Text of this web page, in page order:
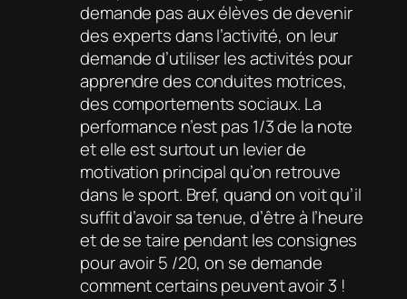
demande pas aux élèves de devenir
des experts dans l’activité, on leur
demande d’utiliser les activités pour
apprendre des conduites motrices,
des comportements sociaux. La
performance n’est pas 1/3 de la note
et elle est surtout un levier de
motivation principal qu’on retrouve
dans le sport. Bref, quand on voit qu’il
suffit d’avoir sa tenue, d’être à l’heure
et de se taire pendant les consignes
pour avoir 5 /20, on se demande
comment certains peuvent avoir 3 !